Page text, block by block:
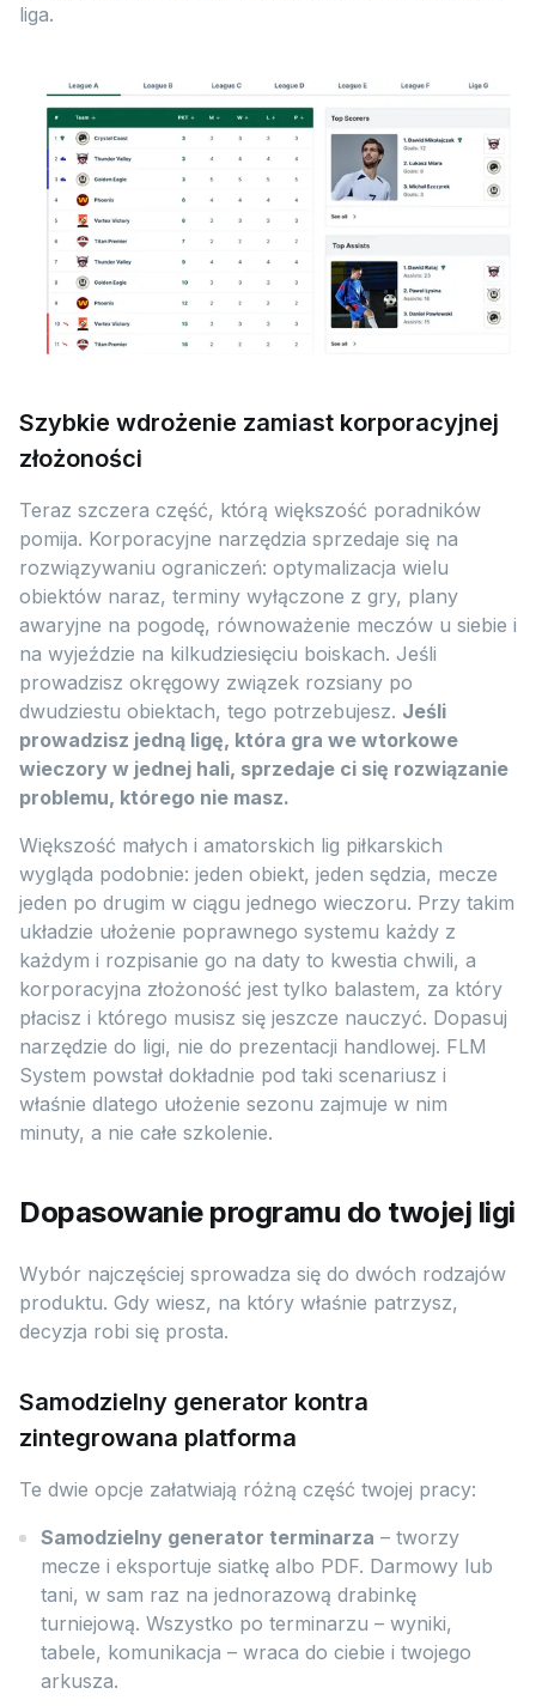
liga.
Szybkie wdrożenie zamiast korporacyjnej
złożoności
Teraz szczera część, którą większość poradników
pomija. Korporacyjne narzędzia sprzedaje się na
rozwiązywaniu ograniczeń: optymalizacja wielu
obiektów naraz, terminy wyłączone z gry, plany
awaryjne na pogodę, równoważenie meczów u siebie i
na wyjeździe na kilkudziesięciu boiskach. Jeśli
prowadzisz okręgowy związek rozsiany po
dwudziestu obiektach, tego potrzebujesz. Jeśli
prowadzisz jedną ligę, która gra we wtorkowe
wieczory w jednej hali, sprzedaje ci się rozwiązanie
problemu, którego nie masz.
Większość małych i amatorskich lig piłkarskich
wygląda podobnie: jeden obiekt, jeden sędzia, mecze
jeden po drugim w ciągu jednego wieczoru. Przy takim
układzie ułożenie poprawnego systemu każdy z
każdym i rozpisanie go na daty to kwestia chwili, a
korporacyjna złożoność jest tylko balastem, za który
płacisz i którego musisz się jeszcze nauczyć. Dopasuj
narzędzie do ligi, nie do prezentacji handlowej. FLM
System powstał dokładnie pod taki scenariusz i
właśnie dlatego ułożenie sezonu zajmuje w nim
minuty, a nie całe szkolenie.
Dopasowanie programu do twojej ligi
Wybór najczęściej sprowadza się do dwóch rodzajów
produktu. Gdy wiesz, na który właśnie patrzysz,
decyzja robi się prosta.
Samodzielny generator kontra
zintegrowana platforma
Te dwie opcje załatwiają różną część twojej pracy:
Samodzielny generator terminarza – tworzy
mecze i eksportuje siatkę albo PDF. Darmowy lub
tani, w sam raz na jednorazową drabinkę
turniejową. Wszystko po terminarzu – wyniki,
tabele, komunikacja – wraca do ciebie i twojego
arkusza.